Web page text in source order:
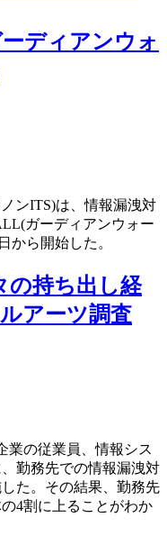
ディアンウォ
ンITS)は、情報漏洩対
ガーディアンウォー
から開始した。
の持ち出し経
アーツ調査
業の従業員、情報シス
勤務先での情報漏洩対
た。その結果、勤務先
4割に上ることがわか